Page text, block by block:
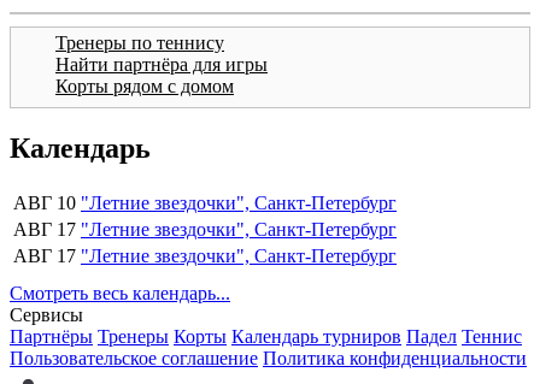
Тренеры по теннису
Найти партнёра для игры
Корты рядом с домом
Календарь
АВГ 10 "Летние звездочки", Санкт-Петербург
АВГ 17 "Летние звездочки", Санкт-Петербург
АВГ 17 "Летние звездочки", Санкт-Петербург
Смотреть весь календарь...
Сервисы
Партнёры Тренеры Корты Календарь турниров Падел Теннис
Пользовательское соглашение Политика конфиденциальности